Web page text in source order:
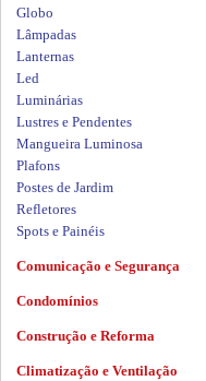
Globo
Lâmpadas
Lanternas
Led
Luminárias
Lustres e Pendentes
Mangueira Luminosa
Plafons
Postes de Jardim
Refletores
Spots e Painéis
Comunicação e Segurança
Condomínios
Construção e Reforma
Climatização e Ventilação